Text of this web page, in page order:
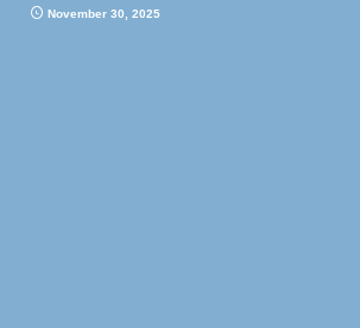
November 30 2025